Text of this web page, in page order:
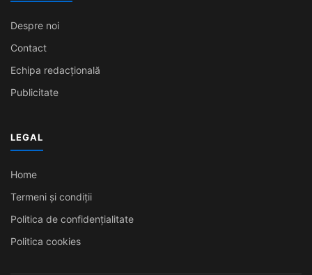
Despre noi
Contact
Echipa redacțională
Publicitate
LEGAL
Home
Termeni și condiții
Politica de confidențialitate
Politica cookies